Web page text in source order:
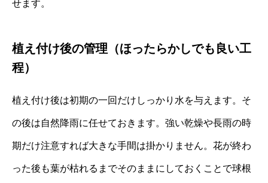
せます。
植え付け後の管理（ほったらかしでも良い工
程）
植え付け後は初期の一回だけしっかり水を与えます。そ
の後は自然降雨に任せておきます。強い乾燥や長雨の時
期だけ注意すれば大きな手間は掛かりません。花が終わ
った後も葉が枯れるまでそのままにしておくことで球根